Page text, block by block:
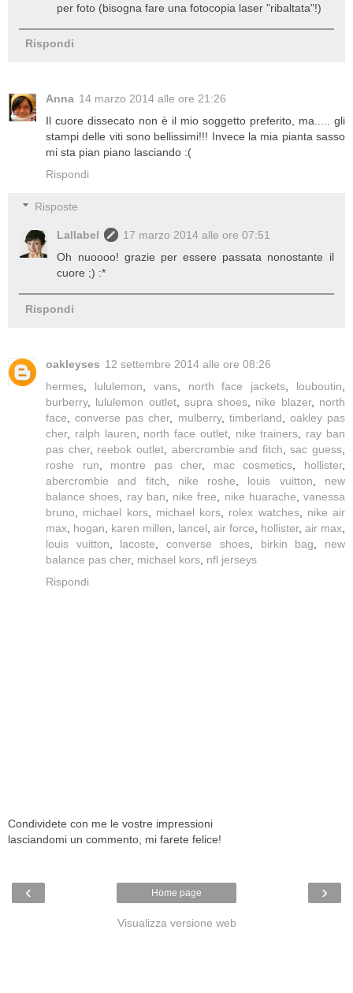
per foto (bisogna fare una fotocopia laser "ribaltata"!)
Rispondi
Anna 14 marzo 2014 alle ore 21:26
Il cuore dissecato non è il mio soggetto preferito, ma..... gli
stampi delle viti sono bellissimi!!! Invece la mia pianta sasso
mi sta pian piano lasciando :(
Rispondi
Risposte
Lallabel
17 marzo 2014 alle ore 07:51
Oh nuoooo! grazie per essere passata nonostante il
cuore ;) :*
Rispondi
oakleyses 12 settembre 2014 alle ore 08:26
hermes
lululemon vans, north face jackets louboutin
burberry, lululemon outlet, supra shoes nike blazer, north
face ,converse pas cher, mulberry, timberland
oakley pas
cher, ralph lauren north face outlet, nike trainers
ray ban
pas cher, reebok outlet, abercrombie and fitch ,sac guess
roshe run
montre pas cher, mac cosmetics hollister,
abercrombie and fitch
nike roshe louis vuitton
new
balance shoes
ray ban nike free nike huarache
vanessa
bruno
michael kors, michael kors rolex watches, nike air
max hogan karen millen lancel air force hollister, air max
louis vuitton
lacoste ,converse shoes, birkin bag
new
balance pas cher, michael kors nfl jerseys
Rispondi
Condividete con me le vostre impressioni
lasciandomi un commento, mi farete felice!
‹ ›
Home page
Visualizza versione web